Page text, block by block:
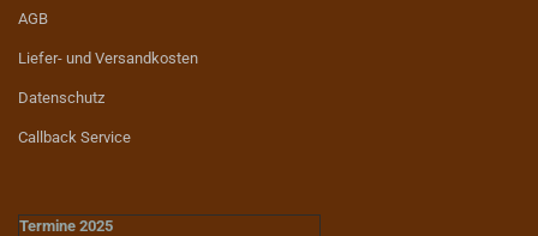
AGB
Liefer- und Versandkosten
Datenschutz
Callback Service
Termine 2025